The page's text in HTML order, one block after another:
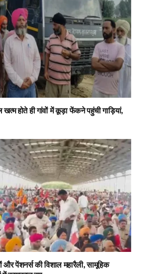
खत्म होते ही गांवों में कूड़ा फेंकने पहुंची गाड़ियां,
और पेंशनर्स की विशाल महारैली, सामूहिक